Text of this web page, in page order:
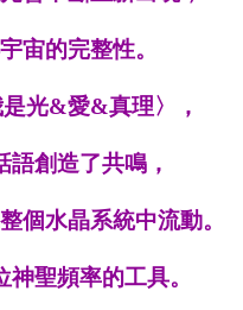
宙的完整性。
光&愛&真理〉，
語創造了共鳴，
個水晶系統中流動。
聖頻率的工具。